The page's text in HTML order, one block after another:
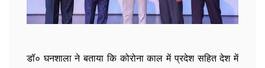
डॉ० घनशाला ने बताया कि कोरोना काल में प्रदेश सहित देश में